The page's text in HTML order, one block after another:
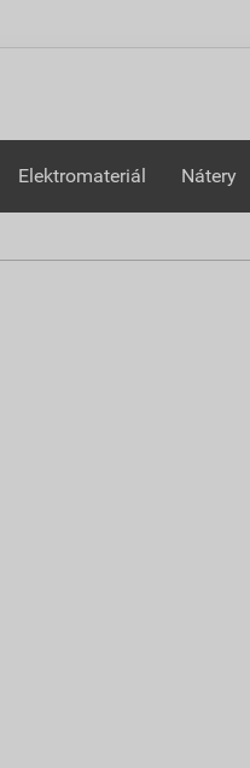
Elektromateriál Nátery